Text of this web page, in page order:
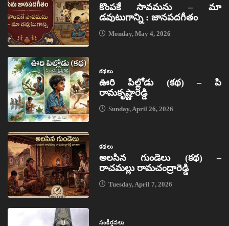
కొంపకే సావమను – మా
డవుటుగాన్ని : జానపదగీతం
Monday, May 4, 2026
కథలు
ఊరి పిల్లోడు (కథ) – పి
రామకృష్ణారెడ్డి
Sunday, April 26, 2026
కథలు
అలసిన గుండెలు (కథ) –
రాచమల్లు రామచంద్రారెడ్డి
Tuesday, April 7, 2026
సంకీర్తనలు